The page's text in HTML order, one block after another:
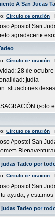
A San Judas
Círculo de oración
Apostol San
agradecerte
Círculo de oración
28 de octubre
judía
situaciones
(solo
Círculo de oración
Apostol San
Tadeo por
Círculo de oración
Apostol San
ayuda, y
Tadeo por